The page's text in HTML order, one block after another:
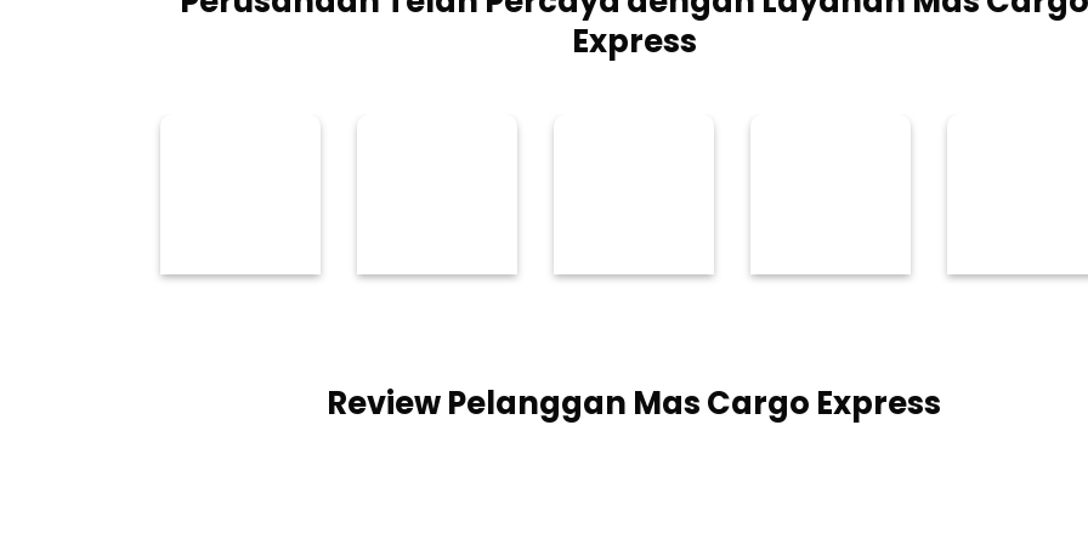
Express
Review Pelanggan Mas Cargo Express